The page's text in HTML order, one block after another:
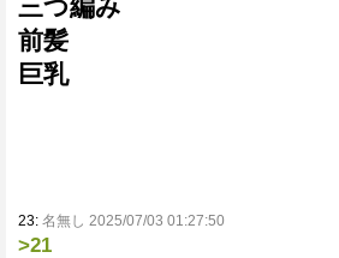
三つ編み
前髪
巨乳
23: 名無し 2025/07/03 01:27:50
>21